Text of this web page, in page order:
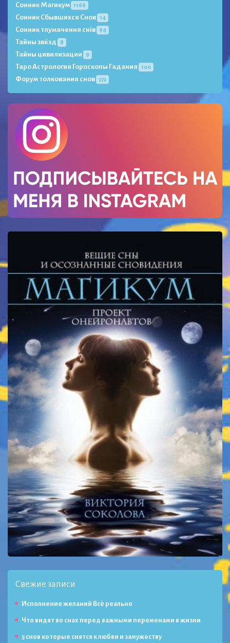
Сонник Магикум 1166
Сонник Сбывшихся Снов 14
Сонник тлумачення снів 94
Тайны звёзд 8
Тайны цивилизации 9
Таро Астрология Гороскопы Гадания 100
Форум толкования снов 372
Свежие записи
Исполнение желаний Всё реально
Что видят во снах перед важными переменами в жизни
5 снов которые снятся к любви и замужеству